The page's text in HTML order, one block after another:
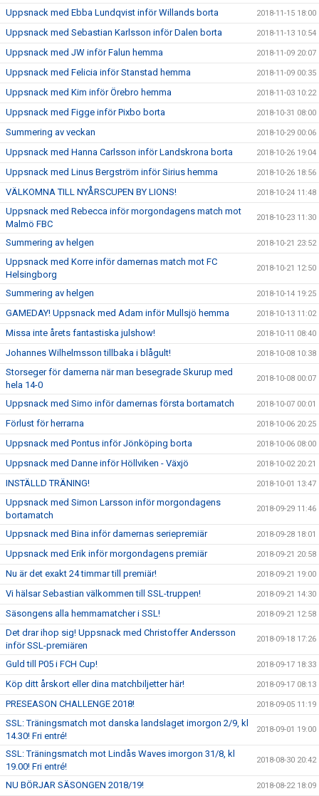
Uppsnack med Ebba Lundqvist inför Willands borta 2018-11-15 18:00
Uppsnack med Sebastian Karlsson inför Dalen borta 2018-11-13 10:54
Uppsnack med JW inför Falun hemma 2018-11-09 20:07
Uppsnack med Felicia inför Stanstad hemma 2018-11-09 00:35
Uppsnack med Kim inför Örebro hemma 2018-11-03 10:22
Uppsnack med Figge inför Pixbo borta 2018-10-31 08:00
Summering av veckan 2018-10-29 00:06
Uppsnack med Hanna Carlsson inför Landskrona borta 2018-10-26 19:04
Uppsnack med Linus Bergström inför Sirius hemma 2018-10-26 18:56
VÄLKOMNA TILL NYÅRSCUPEN BY LIONS! 2018-10-24 11:48
Uppsnack med Rebecca inför morgondagens match mot
Malmö FBC
2018-10-23 11:30
Summering av helgen 2018-10-21 23:52
Uppsnack med Korre inför damernas match mot FC
Helsingborg
2018-10-21 12:50
Summering av helgen 2018-10-14 19:25
GAMEDAY! Uppsnack med Adam inför Mullsjö hemma 2018-10-13 11:02
Missa inte årets fantastiska julshow! 2018-10-11 08:40
Johannes Wilhelmsson tillbaka i blågult! 2018-10-08 10:38
Storseger för damerna när man besegrade Skurup med
hela 14-0
2018-10-08 00:07
Uppsnack med Simo inför damernas första bortamatch 2018-10-07 00:01
Förlust för herrarna 2018-10-06 20:25
Uppsnack med Pontus inför Jönköping borta 2018-10-06 08:00
Uppsnack med Danne inför Höllviken - Växjö 2018-10-02 20:21
INSTÄLLD TRÄNING! 2018-10-01 13:47
Uppsnack med Simon Larsson inför morgondagens
bortamatch
2018-09-29 11:46
Uppsnack med Bina inför damernas seriepremiär 2018-09-28 18:01
Uppsnack med Erik inför morgondagens premiär 2018-09-21 20:58
Nu är det exakt 24 timmar till premiär! 2018-09-21 19:00
Vi hälsar Sebastian välkommen till SSL-truppen! 2018-09-21 14:30
Säsongens alla hemmamatcher i SSL! 2018-09-21 12:58
Det drar ihop sig! Uppsnack med Christoffer Andersson
inför SSL-premiären
2018-09-18 17:26
Guld till P05 i FCH Cup! 2018-09-17 18:33
Köp ditt årskort eller dina matchbiljetter här! 2018-09-17 08:13
PRESEASON CHALLENGE 2018! 2018-09-05 11:19
SSL: Träningsmatch mot danska landslaget imorgon 2/9, kl
14.30! Fri entré!
2018-09-01 19:00
SSL: Träningsmatch mot Lindås Waves imorgon 31/8, kl
19.00! Fri entré!
2018-08-30 20:42
NU BÖRJAR SÄSONGEN 2018/19! 2018-08-22 18:09